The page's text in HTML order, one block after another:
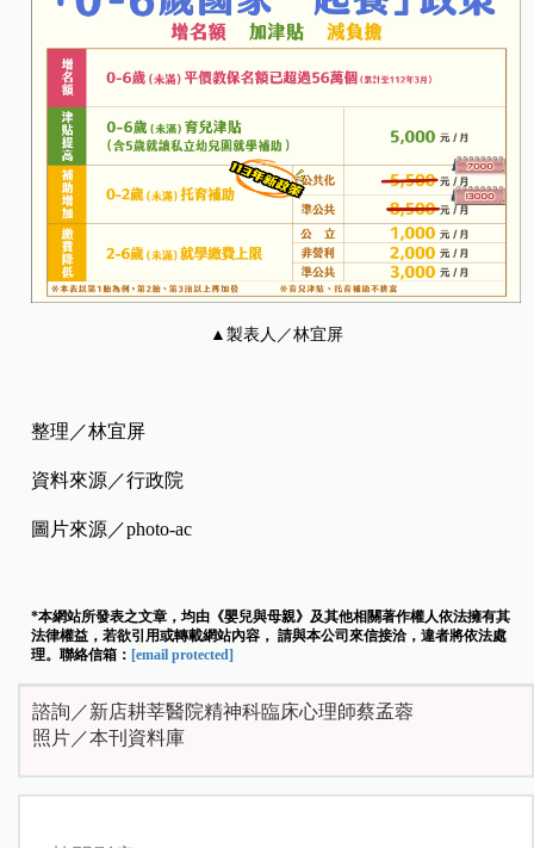
▲製表人／林宜屏
整理／林宜屏
資料來源／行政院
圖片來源／photo-ac
*本網站所發表之文章，均由《嬰兒與母親》及其他相關著作權人依法擁有其
法律權益，若欲引用或轉載網站內容， 請與本公司來信接洽，違者將依法處
理。聯絡信箱： [email protected]
諮詢／新店耕莘醫院精神科臨床心理師蔡孟蓉
照片／本刊資料庫